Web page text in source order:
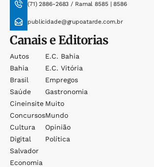
(71) 2886-2683 / Ramal 8585 | 8586
publicidade@grupoatarde.com.br
Canais e Editorias
Autos
Bahia
Brasil
Saúde
Cineinsite
Concursos
Cultura
Digital
Salvador
Economia
E.c. Bahia
E.c. Vitória
Empregos
Gastronomia
Muito
Mundo
Opinião
Política